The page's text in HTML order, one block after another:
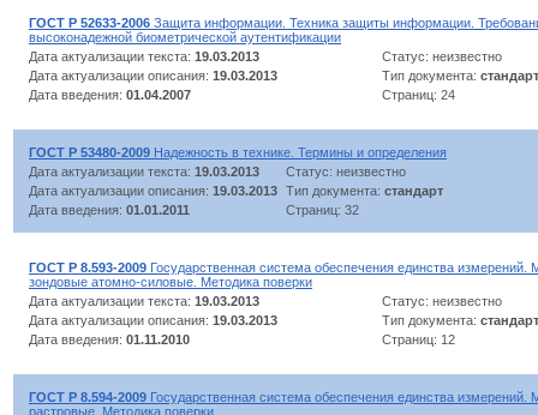
ГОСТ Р 52633-2006 Защита информации. Техника защиты информации.
высоконадежной биометрической аутентификации
Дата актуализации текста: 19.03.2013
Статус: неизвестно
Дата актуализации описания: 19.03.2013 Тип документа: стандарт
Дата введения: 01.04.2007 Страниц: 24
ГОСТ Р 53480-2009 Надежность в технике. Термины и определения
Дата актуализации текста: 19.03.2013
Статус: неизвестно
Дата актуализации описания: 19.03.2013 Тип документа: стандарт
Дата введения: 01.01.2011 Страниц: 32
ГОСТ Р 8.593-2009 Государственная система обеспечения единства
зондовые атомно-силовые. Методика поверки
Дата актуализации текста: 19.03.2013
Статус: неизвестно
Дата актуализации описания: 19.03.2013 Тип документа: стандарт
Дата введения: 01.11.2010 Страниц: 12
ГОСТ Р 8.594-2009 Государственная система обеспечения единства измерений.
растровые. Методика поверки